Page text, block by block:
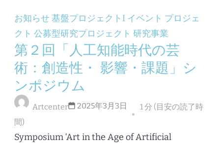
お知らせ基盤プロジェクトI イベント プロジェ
クト 公募型研究プロジェクト 研究事業
第２回「人工知能時代の芸
術：創造性・ 影響・課題」シ
ンポジウム
Artcenter 2025年3月3日
1 分 (目安の読了時
間)
Symposium ‘Art in the Age of Artificial